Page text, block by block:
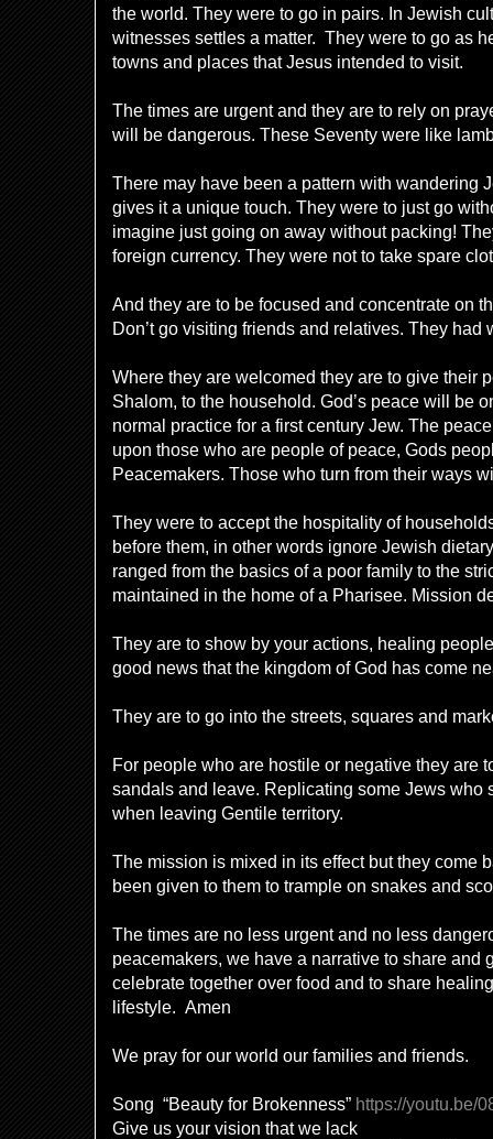
the world. They were to go in pairs. In Jewish
witnesses settles a matter. They were to go as
towns and places that Jesus intended to visit.
The times are urgent and they are to rely on
will be dangerous. These Seventy were like
There may have been a pattern with wandering
gives it a unique touch. They were to just go
imagine just going on away without packing!
foreign currency. They were not to take spare
And they are to be focused and concentrate on
Don’t go visiting friends and relatives. They had
Where they are welcomed they are to give their
Shalom, to the household. God’s peace will be
normal practice for a first century Jew. The
upon those who are people of peace, Gods
Peacemakers. Those who turn from their ways
They were to accept the hospitality of
before them, in other words ignore Jewish
ranged from the basics of a poor family to the
maintained in the home of a Pharisee. Mission
They are to show by your actions, healing
good news that the kingdom of God has come
They are to go into the streets, squares and
For people who are hostile or negative they are
sandals and leave. Replicating some Jews who
when leaving Gentile territory.
The mission is mixed in its effect but they come
been given to them to trample on snakes and
The times are no less urgent and no less
peacemakers, we have a narrative to share and
celebrate together over food and to share
lifestyle. Amen
We pray for our world our families and friends.
Song “Beauty for Brokenness” https://youtu.be/
Give us your vision that we lack